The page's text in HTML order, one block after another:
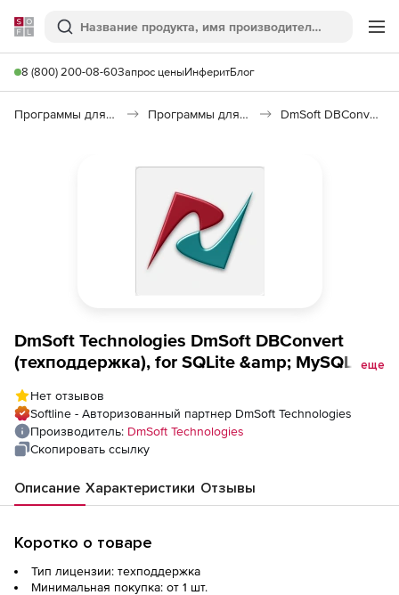
Softline
Поиск
8 (800) 200-08-60Запрос ценыИнферитБлог
Программы для программирования Программы для работы с базами данных DmSoft DBConvert
DmSoft Technologies DmSoft DBConvert
(техподдержка), for SQLite &amp; MySQL
еще
Нет отзывов
Softline - Авторизованный партнер DmSoft Technologies
Производитель: DmSoft Technologies
Скопировать ссылку
Описание Характеристики Отзывы
Коротко о товаре
Тип лицензии: техподдержка
Минимальная покупка: от 1 шт.